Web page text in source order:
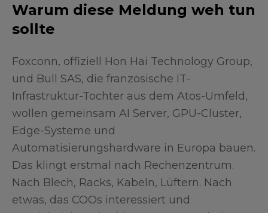
Warum diese Meldung weh tun
sollte
Foxconn, offiziell Hon Hai Technology Group,
und Bull SAS, die französische IT-
Infrastruktur-Tochter aus dem Atos-Umfeld,
wollen gemeinsam AI Server, GPU-Cluster,
Edge-Systeme und
Automatisierungshardware in Europa bauen.
Das klingt erstmal nach Rechenzentrum.
Nach Blech, Racks, Kabeln, Lüftern. Nach
etwas, das COOs interessiert und